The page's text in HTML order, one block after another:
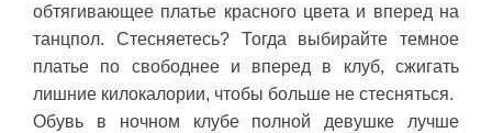
обтягивающее платье красного цвета и вперед на
танцпол. Стесняетесь? Тогда выбирайте темное
платье по свободнее и вперед в клуб, сжигать
лишние килокалории, чтобы больше не стесняться.
Обувь в ночном клубе полной девушке лучше